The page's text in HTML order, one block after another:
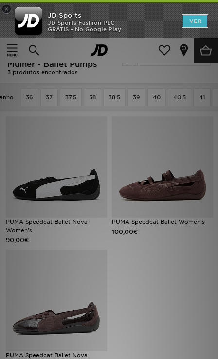
×
JD Sports
JD Sports Fashion PLC
GRÁTIS - No Google Play
VER
Página principal
Mulher Calçado de Mulher
Actualizar a pesquisa
Castanho Calçado de
Mulher - Ballet Pumps
3 produtos encontrados
36 37 37.5 38 38.5 39 40 40.5 41
PUMA Speedcat Ballet Nova
Women's
90,00€
PUMA Speedcat Ballet Women's
100,00€
PUMA Speedcat Ballet Nova
INÍCIO
Promoções
NOVIDADES
FUTEBOL JD
VER MARCAS
LOCALIZADOR DE LOJAS
SUBSCREVE
ESTADO DO TEU PEDIDO